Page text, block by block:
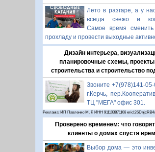
Лето в разгаре, а у
всегда свежо и
Самое время
прохладу и провести выходные
Дизайн интерьера,
планировочные схемы,
строительства и строительство
Звоните +7(978)141-
г.Керчь,
ТЦ "МЕГА" офис 301.
Реклама: ИП Павленко М. Р. ИНН 911103871108
Проверено временем: что
клиенты о домах спустя
Выбор дома — это